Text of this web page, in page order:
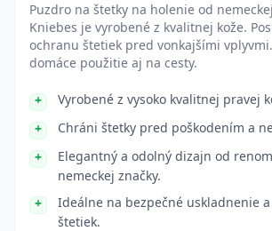
Puzdro na štetky na holenie od
Kniebes je vyrobené z kvalitnej kože.
ochranu štetiek pred vonkajšími
domáce použitie aj na cesty.
Vyrobené z vysoko kvalitnej pravej
Chráni štetky pred poškodením a
Elegantný a odolný dizajn od
nemeckej značky.
Ideálne na bezpečné uskladnenie
štetiek.